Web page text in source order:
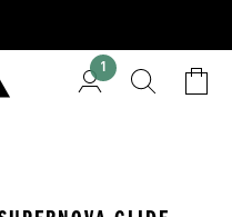
1